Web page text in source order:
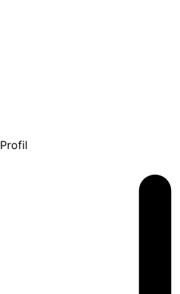
Profil